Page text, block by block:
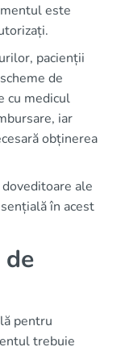
este
pacienții
de
cu medicul
iar
obținerea
ale
în acest
pentru
trebuie